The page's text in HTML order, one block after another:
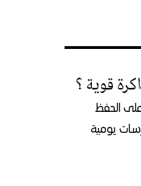
قوية ؟
الحفظ
يومية